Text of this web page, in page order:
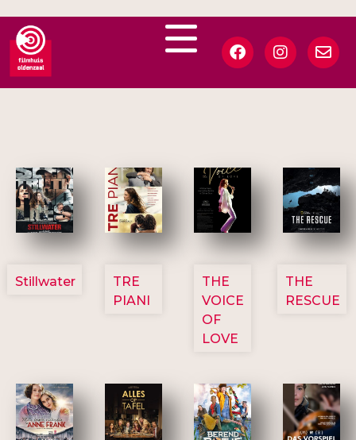
3123
Stillwater
3129
TRE
PIANI
3135
THE
VOICE
OF
LOVE
3148
THE
RESCUE